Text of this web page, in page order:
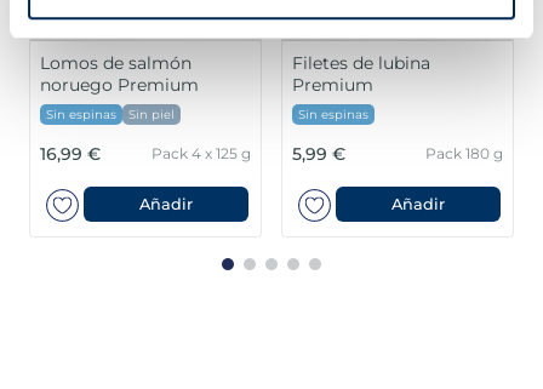
Lomos de salmón
noruego Premium
Sin espinas Sin piel
16,99 € Pack 4 x 125 g
Añadir
Filetes de lubina
Premium
Sin espinas
5,99 € Pack 180 g
Añadir